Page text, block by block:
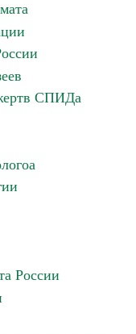
СПИДа
России